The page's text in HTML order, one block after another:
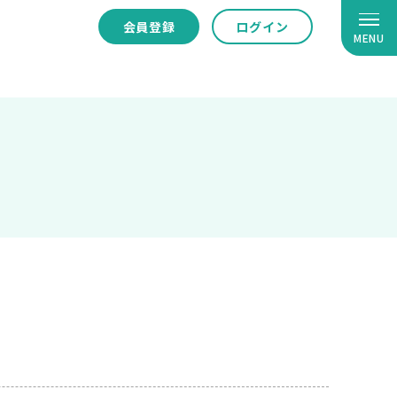
MENU
会員登録 ログイン